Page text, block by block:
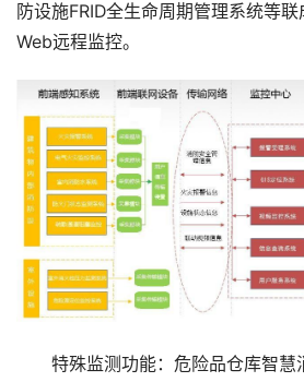
防设施FRID全生命周期管理系统等
Web远程监控。
特殊监测功能：危险品仓库智慧